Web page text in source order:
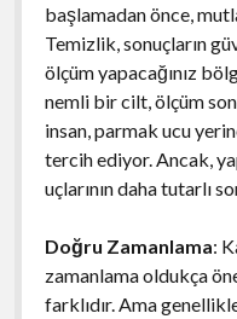
başlamadan önce,
Temizlik, sonuçların
ölçüm yapacağınız
nemli bir cilt, ölçüm
insan, parmak ucu
tercih ediyor. Ancak,
uçlarının daha tutarlı
Doğru Zamanlama:
zamanlama oldukça
farklıdır. Ama